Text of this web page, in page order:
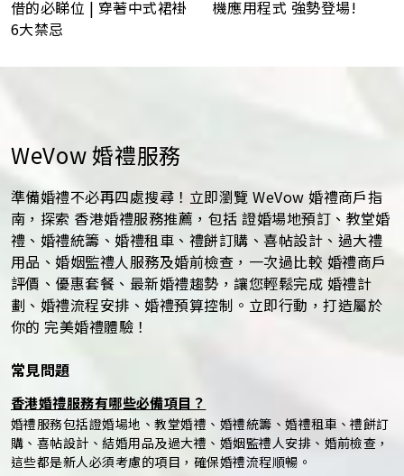
借的必睇位 | 穿著中式裙褂
6大禁忌
機應用程式 強勢登場!
WeVow 婚禮服務
準備婚禮不必再四處搜尋！立即瀏覽 WeVow 婚禮商戶指
南，探索 香港婚禮服務推薦，包括 證婚場地預訂、教堂婚
禮、婚禮統籌、婚禮租車、禮餅訂購、喜帖設計、過大禮
用品、婚姻監禮人服務及婚前檢查，一次過比較 婚禮商戶
評價、優惠套餐、最新婚禮趨勢，讓您輕鬆完成 婚禮計
劃、婚禮流程安排、婚禮預算控制。立即行動，打造屬於
你的 完美婚禮體驗！
常見問題
香港婚禮服務有哪些必備項目？
婚禮服務包括證婚場地、教堂婚禮、婚禮統籌、婚禮租車、禮餅訂
購、喜帖設計、結婚用品及過大禮、婚姻監禮人安排、婚前檢查，
這些都是新人必須考慮的項目，確保婚禮流程順暢。